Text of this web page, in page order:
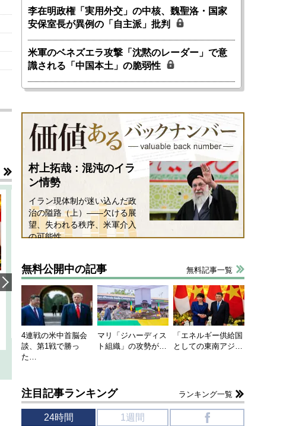
韓国にも理解してほしい「極東
1905年体制」における日米韓安
全保障協力の意味
千々和泰明
2026年5月15日
ホルムズ海峡危機で加速したエ
ネルギー転換が「中国依存」に
行き着くリスク
小山堅
2026年5月14日
李在明政権「実用外交」の中核、魏聖洛・国家
安保室長が異例の「自主派」批判
米軍のベネズエラ攻撃「沈黙のレーダー」で意
識される「中国本土」の脆弱性
村上拓哉：混沌のイラ
ン情勢
イラン現体制が迷い込んだ政
治の隘路（上）――欠ける展
望、失われる秩序、米軍介入
の可能性
無料公開中の記事 無料記事一覧
4連戦の米中首脳会
談、第1戦で勝っ
た…
マリ「ジハーディス
ト組織」の攻勢が…
「エネルギー供給国
としての東南アジ…
注目記事ランキング ランキング一覧
24時間 1週間